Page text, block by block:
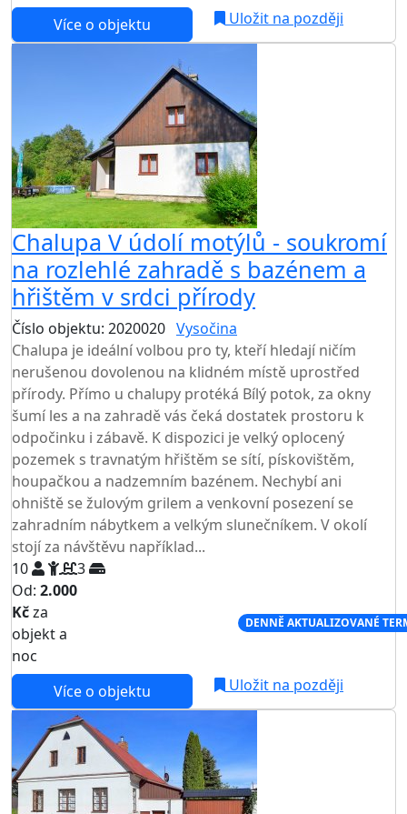
Více o objektu Uložit na později
Chalupa V údolí motýlů - soukromí
na rozlehlé zahradě s bazénem a
hřištěm v srdci přírody
Číslo objektu: 2020020 Vysočina
Chalupa je ideální volbou pro ty, kteří hledají ničím
nerušenou dovolenou na klidném místě uprostřed
přírody. Přímo u chalupy protéká Bílý potok, za okny
šumí les a na zahradě vás čeká dostatek prostoru k
odpočinku i zábavě. K dispozici je velký oplocený
pozemek s travnatým hřištěm se sítí, pískovištěm,
houpačkou a nadzemním bazénem. Nechybí ani
ohniště se žulovým grilem a venkovní posezení se
zahradním nábytkem a velkým slunečníkem. V okolí
stojí za návštěvu například...
10
3
Od: 2.000
Kčza
objekt a
noc
DENNĚ AKTUALIZOVANÉ
Více o objektu
Uložit na později